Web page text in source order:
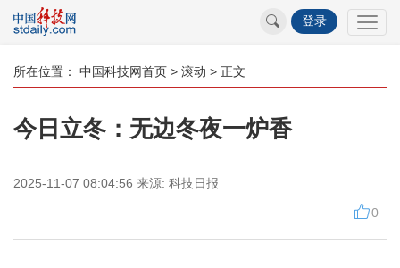
登录
所在位置： 中国科技网首页 > 滚动 > 正文
今日立冬：无边冬夜一炉香
2025-11-07 08:04:56 来源: 科技日报
0